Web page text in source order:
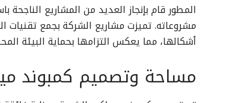
المطور قام بإنجاز العديد من المشاريع
مشروعاته. تميزت مشاريع الشركة بجمع تقنيات
أشكالها، مما يعكس التزامها بحماية البيئة
مساحة وتصميم كمبوند